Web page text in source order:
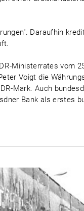
Daraufhin
Ministerrates vom
Voigt die
Mark. Auch
Bank als erstes